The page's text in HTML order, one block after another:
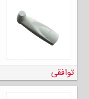
توافقی